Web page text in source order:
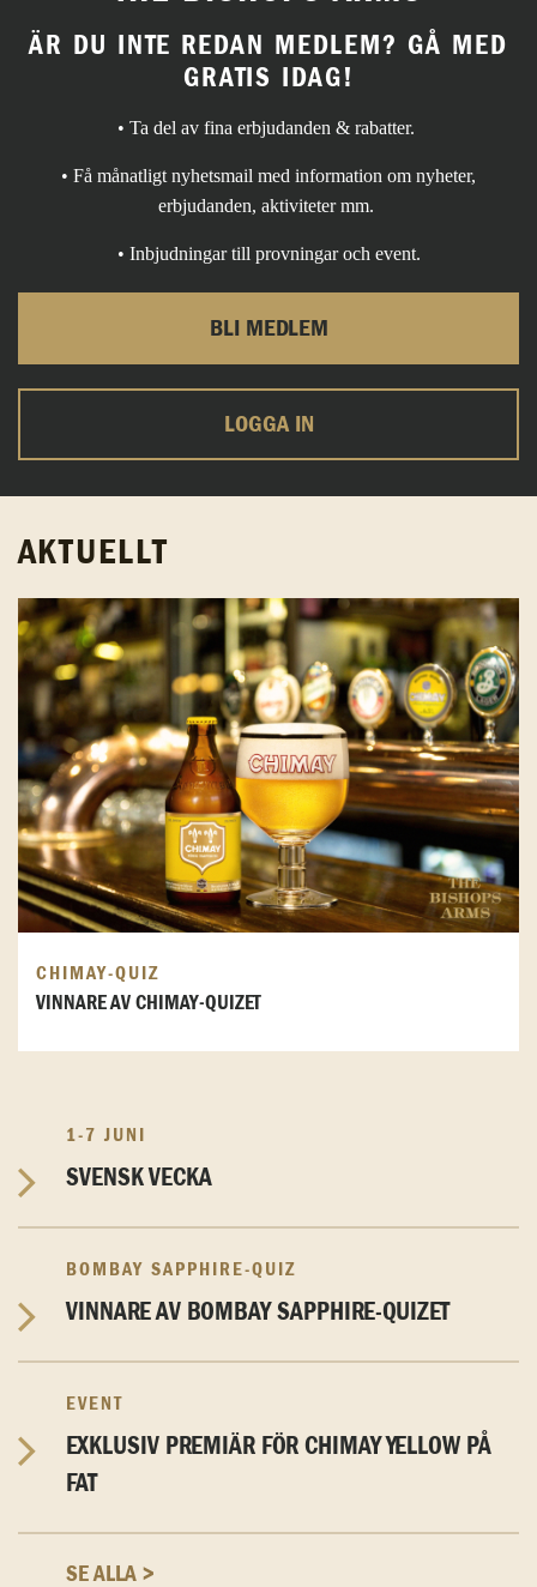
ÄR DU INTE REDAN MEDLEM? GÅ MED
GRATIS IDAG!
• Ta del av fina erbjudanden & rabatter.
• Få månatligt nyhetsmail med information om nyheter,
erbjudanden, aktiviteter mm.
• Inbjudningar till provningar och event.
BLI MEDLEM
LOGGA IN
AKTUELLT
CHIMAY-QUIZ
VINNARE AV CHIMAY-QUIZET
1-7 JUNI
SVENSK VECKA
BOMBAY SAPPHIRE-QUIZ
VINNARE AV BOMBAY SAPPHIRE-QUIZET
EVENT
EXKLUSIV PREMIÄR FÖR CHIMAY YELLOW PÅ
FAT
SE ALLA >